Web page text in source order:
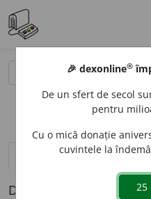
definiții (1)
Definiția cu ID-ul
🎉 dexonline®
De un sfert de secol
pentru
Cu o mică donație
cuvintele la